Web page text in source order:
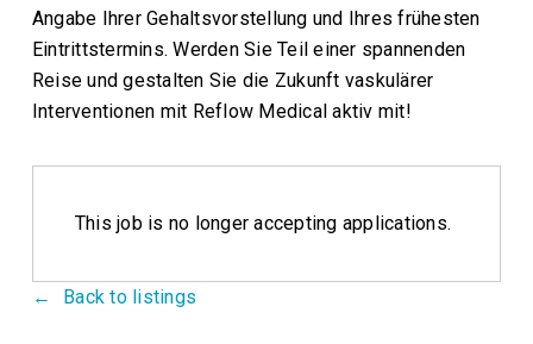
Angabe Ihrer Gehaltsvorstellung und Ihres frühesten
Eintrittstermins. Werden Sie Teil einer spannenden
Reise und gestalten Sie die Zukunft vaskulärer
Interventionen mit Reflow Medical aktiv mit!
This job is no longer accepting applications.
Back to listings